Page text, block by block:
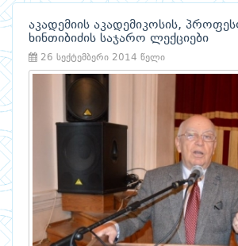
აკადემიის აკადემიკოსის,
ხინთიბიძის საჯარო ლექციები
26 სექტემბერი 2014 წელი